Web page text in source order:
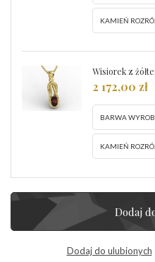
KAMIEŃ
Wisiorek z
2 172,00 zł
BARWA
KAMIEŃ
Dodaj
Dodaj do ulubionych